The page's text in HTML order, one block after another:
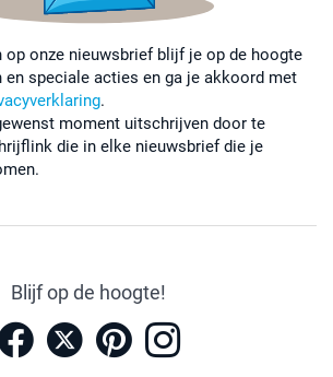
op onze nieuwsbrief blijf je op de hoogte
en speciale acties en ga je akkoord met
.
moment uitschrijven door te
die in elke nieuwsbrief die je
Blijf op de hoogte!